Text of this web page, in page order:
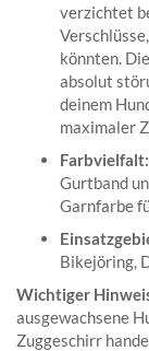
verzichtet
könnten.
absolut
deinem
maximaler
Farbvielfalt:
Gurtband
Garnfarbe
Bikejöring,
Wichtiger
ausgewachsene
Zuggeschirr